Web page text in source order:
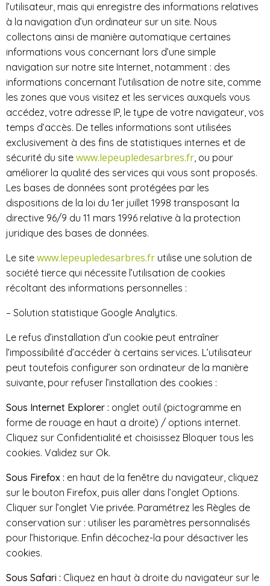
l’utilisateur, mais qui enregistre des informations relatives
à la navigation d’un ordinateur sur un site. Nous
collectons ainsi de manière automatique certaines
informations vous concernant lors d’une simple
navigation sur notre site Internet, notamment : des
informations concernant l’utilisation de notre site, comme
les zones que vous visitez et les services auxquels vous
accédez, votre adresse IP, le type de votre navigateur, vos
temps d’accès. De telles informations sont utilisées
exclusivement à des fins de statistiques internes et de
sécurité du site ​ www.lepeupledesarbres.fr, ou pour
améliorer la qualité des services qui vous sont proposés.
Les bases de données sont protégées par les
dispositions de la loi du 1er juillet 1998 transposant la
directive 96/9 du 11 mars 1996 relative à la protection
juridique des bases de données.
Le site www.lepeupledesarbres.fr utilise une solution de
société tierce qui nécessite l’utilisation de cookies
récoltant des informations personnelles :
– Solution statistique Google Analytics.
Le refus d’installation d’un cookie peut entraîner
l’impossibilité d’accéder à certains services. L’utilisateur
peut toutefois configurer son ordinateur de la manière
suivante, pour refuser l’installation des cookies :
Sous Internet Explorer : onglet outil (pictogramme en
forme de rouage en haut a droite) / options internet.
Cliquez sur Confidentialité et choisissez Bloquer tous les
cookies. Validez sur Ok.
Sous Firefox : en haut de la fenêtre du navigateur, cliquez
sur le bouton Firefox, puis aller dans l’onglet Options.
Cliquer sur l’onglet Vie privée. Paramétrez les Règles de
conservation sur : utiliser les paramètres personnalisés
pour l’historique. Enfin décochez-la pour désactiver les
cookies.
Sous Safari : Cliquez en haut à droite du navigateur sur le